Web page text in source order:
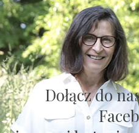
Dołącz do